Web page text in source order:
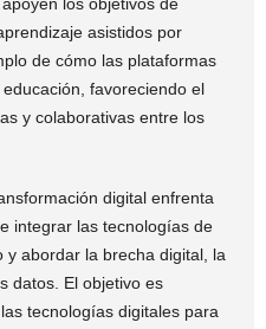
asistidos por
de cómo las plataformas
favoreciendo el
y colaborativas entre los
digital enfrenta
integrar las tecnologías de
abordar la brecha digital, la
datos. El objetivo es
tecnologías digitales para